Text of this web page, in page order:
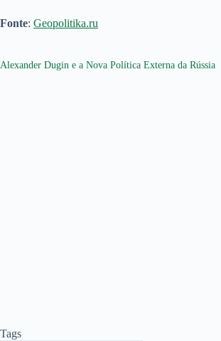
Fonte: Geopolitika.ru
Alexander Dugin e a Nova Política Externa da Rússia
Tags